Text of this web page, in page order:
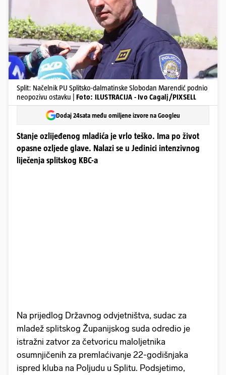
Split: Načelnik PU Splitsko-dalmatinske Slobodan Marendić podnio
neopozivu ostavku | Foto: ILUSTRACIJA - Ivo Cagalj/PIXSELL
Dodaj 24sata među omiljene izvore na Googleu
Stanje ozlijeđenog mladića je vrlo teško. Ima po život
opasne ozljede glave. Nalazi se u Jedinici intenzivnog
liječenja splitskog KBC-a
Na prijedlog Državnog odvjetništva, sudac za
mladež splitskog Županijskog suda odredio je
istražni zatvor za četvoricu maloljetnika
osumnjičenih za premlaćivanje 22-godišnjaka
ispred kluba na Poljudu u Splitu. Podsjetimo,